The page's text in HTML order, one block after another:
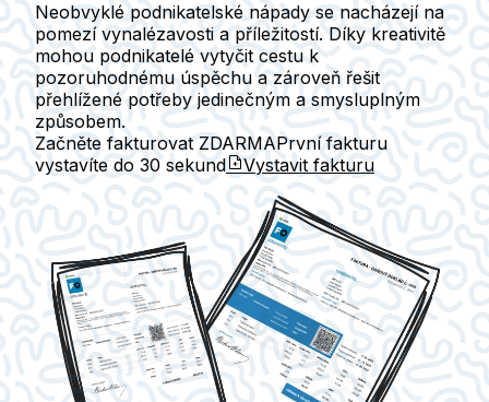
Neobvyklé podnikatelské nápady se nacházejí na
pomezí vynalézavosti a příležitostí. Díky kreativitě
mohou podnikatelé vytyčit cestu k
pozoruhodnému úspěchu a zároveň řešit
přehlížené potřeby jedinečným a smysluplným
způsobem.
Začněte fakturovat ZDARMAPrvní fakturu
vystavíte do 30 sekund Vystavit fakturu